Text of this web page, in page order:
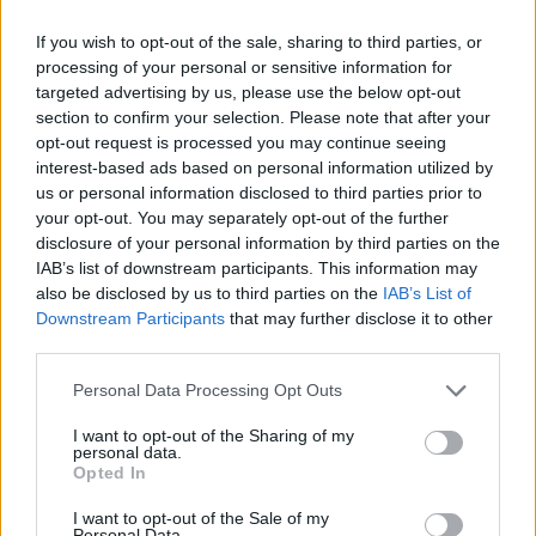
If you wish to opt-out of the sale, sharing to third parties, or
processing of your personal or sensitive information for
targeted advertising by us, please use the below opt-out
section to confirm your selection. Please note that after your
opt-out request is processed you may continue seeing
interest-based ads based on personal information utilized by
us or personal information disclosed to third parties prior to
your opt-out. You may separately opt-out of the further
disclosure of your personal information by third parties on the
IAB’s list of downstream participants. This information may
also be disclosed by us to third parties on the IAB’s List of
Downstream Participants that may further disclose it to other
Please note that this website/app uses one or more Google
not limited to your visit or usage behaviour. You may click to
grant or deny consent to Google and its third-party tags to
use your data for below specified purposes in below Google
consent section.
Personal Data Processing Opt Outs
I want to opt-out of the Sharing of my
personal data.
Opted In
I want to opt-out of the Sale of my
Κατά την οικογένεια, τους τελευταίους μήνες τα
προβλήματα είχαν ενταθεί και η πίεση προς τη
διευθύντρια είχε αυξηθεί σημαντικά.
Ως αποκορύφωμα περιγράφεται φράση που φέρεται να
της είχε μεταφερθεί, σύμφωνα με την οποία «θα πάμε
στον Εισαγγελέα».